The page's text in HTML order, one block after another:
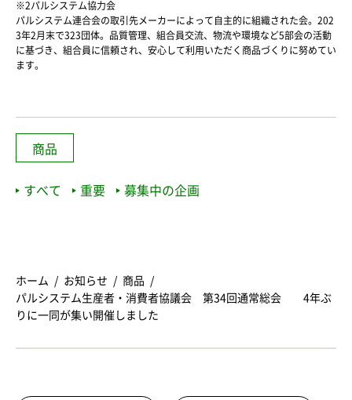
※2パルシステム協力会
パルシステム連合会の取引先メーカーによって自主的に組織された会。202
3年2月末で323団体。品質管理、組合員交流、物流や環境など5部会の活動
に基づき、組合員に信頼され、安心して利用いただく商品づくりに努めてい
ます。
商品
すべて 重要 募集中の企画
ホーム お知らせ
商品
パルシステム生産者・消費者協議会 第34回通常総会 4年ぶ
りに一同が集い開催しました